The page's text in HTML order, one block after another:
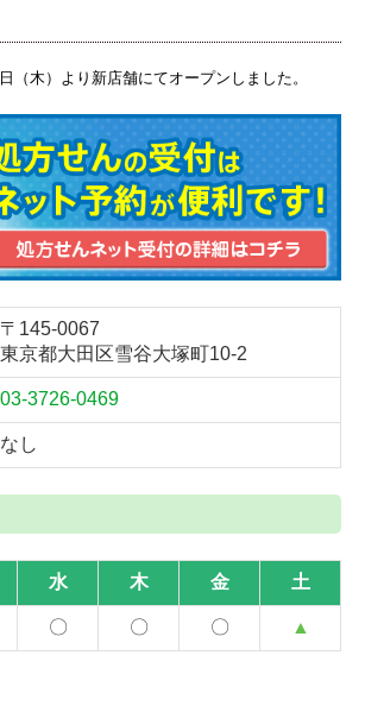
（木）より新店舗にてオープンしました。
〒145-0067
東京都大田区雪谷大塚町10-2
03-3726-0469
なし
水 木 金 土
〇 〇 〇 ▲